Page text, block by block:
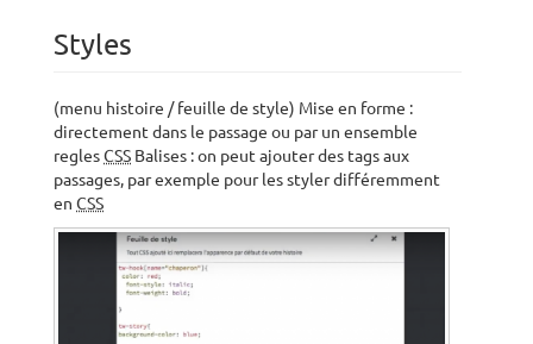
Styles
(menu histoire / feuille de style) Mise en forme :
directement dans le passage ou par un ensemble
reglesCSS Balises : on peut ajouter des tags aux
passages, par exemple pour les styler différemment
en CSS